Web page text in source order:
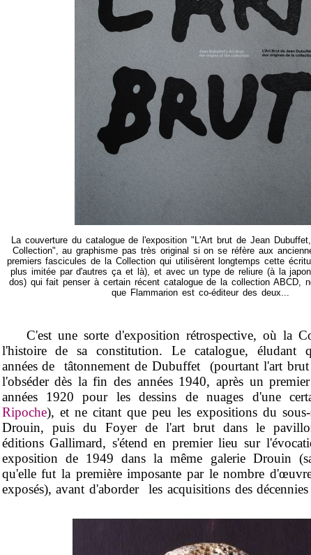
La couverture du catalogue de l'exposition "L'Art brut de Jean
Collection", au graphisme pas très original si on se réfère aux
premiers fascicules de la Collection qui utilisèrent longtemps cette
plus imitée par d'autres ça et là), et avec un type de reliure (à la
dos) qui fait penser à certain récent catalogue de la collection ABCD,
que Flammarion est co-éditeur des deux...
C'est une sorte d'exposition rétrospective, où la
l'histoire de sa constitution. Le catalogue, éludant
années de tâtonnement de Dubuffet (pourtant l'art brut
l'obséder dès la fin des années 1940, après un
années 1920 pour les dessins de nuages d'une
Ripoche), et ne citant que peu les expositions du
Drouin, puis du Foyer de l'art brut dans le
éditions Gallimard, s'étend en premier lieu sur
exposition de 1949 dans la même galerie Drouin
qu'elle fut la première imposante par le nombre
exposés), avant d'aborder les acquisitions des décennies